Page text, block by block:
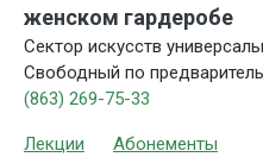
женском гардеробе
Сектор искусств
Свободный по
(863) 269-75-33
Лекции Абонементы